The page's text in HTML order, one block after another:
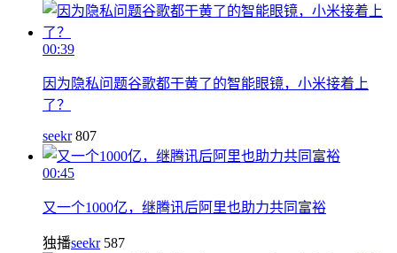
00:39
因为隐私问题谷歌都干黄了的智能眼镜，小米接着上
了？
seekr 807
00:45
又一个1000亿，继腾讯后阿里也助力共同富裕
独播seekr 587